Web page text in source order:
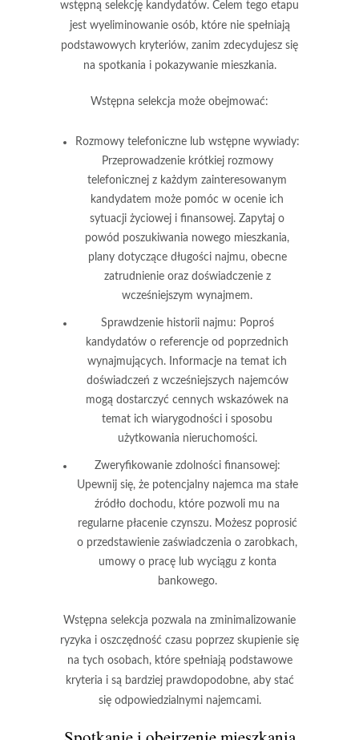
wstępną selekcję kandydatów. Celem tego etapu
jest wyeliminowanie osób, które nie spełniają
podstawowych kryteriów, zanim zdecydujesz się
na spotkania i pokazywanie mieszkania.
Wstępna selekcja może obejmować:
Rozmowy telefoniczne lub wstępne wywiady:
Przeprowadzenie krótkiej rozmowy
telefonicznej z każdym zainteresowanym
kandydatem może pomóc w ocenie ich
sytuacji życiowej i finansowej. Zapytaj o
powód poszukiwania nowego mieszkania,
plany dotyczące długości najmu, obecne
zatrudnienie oraz doświadczenie z
wcześniejszym wynajmem.
Sprawdzenie historii najmu: Poproś
kandydatów o referencje od poprzednich
wynajmujących. Informacje na temat ich
doświadczeń z wcześniejszych najemców
mogą dostarczyć cennych wskazówek na
temat ich wiarygodności i sposobu
użytkowania nieruchomości.
Zweryfikowanie zdolności finansowej:
Upewnij się, że potencjalny najemca ma stałe
źródło dochodu, które pozwoli mu na
regularne płacenie czynszu. Możesz poprosić
o przedstawienie zaświadczenia o zarobkach,
umowy o pracę lub wyciągu z konta
bankowego.
Wstępna selekcja pozwala na zminimalizowanie
ryzyka i oszczędność czasu poprzez skupienie się
na tych osobach, które spełniają podstawowe
kryteria i są bardziej prawdopodobne, aby stać
się odpowiedzialnymi najemcami.